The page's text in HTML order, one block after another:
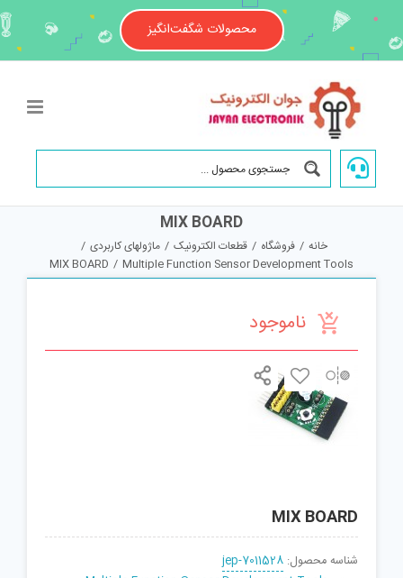
content
محصولات شگفت‌انگیز
MIX BOARD
خانه / فروشگاه / قطعات الکترونیک / ماژولهای کاربردی /
Multiple Function Sensor Development Tools
/
MIX BOARD
ناموجود
MIX BOARD
شناسه محصول: jep-7011528